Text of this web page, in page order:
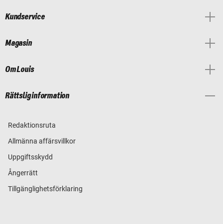
Kundservice
Magasin
Om Louis
Rättslig information
Redaktionsruta
Allmänna affärsvillkor
Uppgiftsskydd
Ångerrätt
Tillgänglighetsförklaring